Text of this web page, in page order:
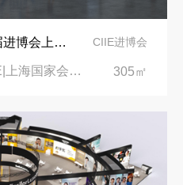
依维柯展位设计在第二届进博会上吸引万千瞩目 CIIE进博会
中国国际进口博览会CIIE|上海国家会展中心 305㎡